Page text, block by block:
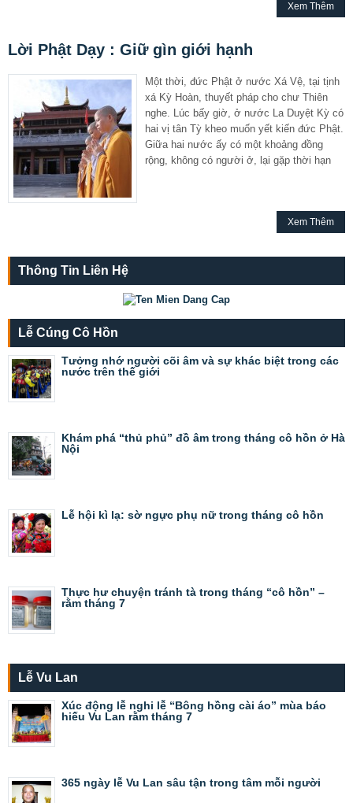
Xem Thêm
Lời Phật Dạy : Giữ gìn giới hạnh
Một thời, đức Phật ở nước Xá Vệ, tại tịnh
xá Kỳ Hoàn, thuyết pháp cho chư Thiên
nghe. Lúc bấy giờ, ở nước La Duyệt Kỳ có
hai vị tân Tỳ kheo muốn yết kiến đức Phật.
Giữa hai nước ấy có một khoảng đồng
rộng, không có người ở, lại gặp thời hạn
Xem Thêm
Thông Tin Liên Hệ
Lễ Cúng Cô Hồn
Tưởng nhớ người cõi âm và sự khác biệt trong các
nước trên thế giới
Khám phá “thủ phủ” đồ âm trong tháng cô hồn ở Hà
Nội
Lễ hội kì lạ: sờ ngực phụ nữ trong tháng cô hồn
Thực hư chuyện tránh tà trong tháng “cô hồn” –
rằm tháng 7
Lễ Vu Lan
Xúc động lễ nghi lễ “Bông hồng cài áo” mùa báo
hiếu Vu Lan rằm tháng 7
365 ngày lễ Vu Lan sâu tận trong tâm mỗi người